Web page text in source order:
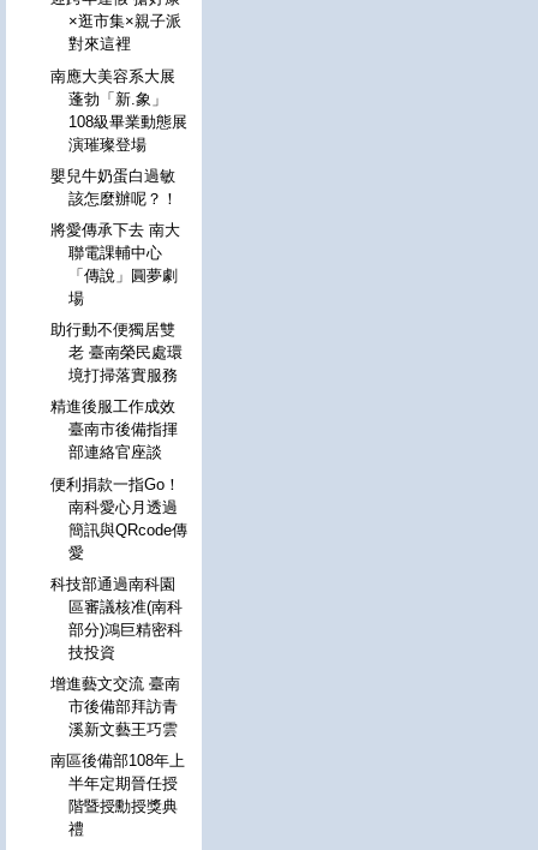
×逛市集×親子派
對來這裡
南應大美容系大展
蓬勃「新.象」
108級畢業動態展
演璀璨登場
嬰兒牛奶蛋白過敏
該怎麼辦呢？！
將愛傳承下去 南大
聯電課輔中心
「傳說」圓夢劇
場
助行動不便獨居雙
老 臺南榮民處環
境打掃落實服務
精進後服工作成效
臺南市後備指揮
部連絡官座談
便利捐款一指Go！
南科愛心月透過
簡訊與QRcode傳
愛
科技部通過南科園
區審議核准(南科
部分)鴻巨精密科
技投資
增進藝文交流 臺南
市後備部拜訪青
溪新文藝王巧雲
南區後備部108年上
半年定期晉任授
階暨授勳授獎典
禮